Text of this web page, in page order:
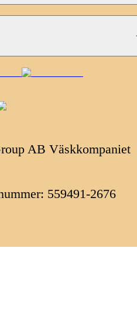
AB Väskkompaniet
559491-2676